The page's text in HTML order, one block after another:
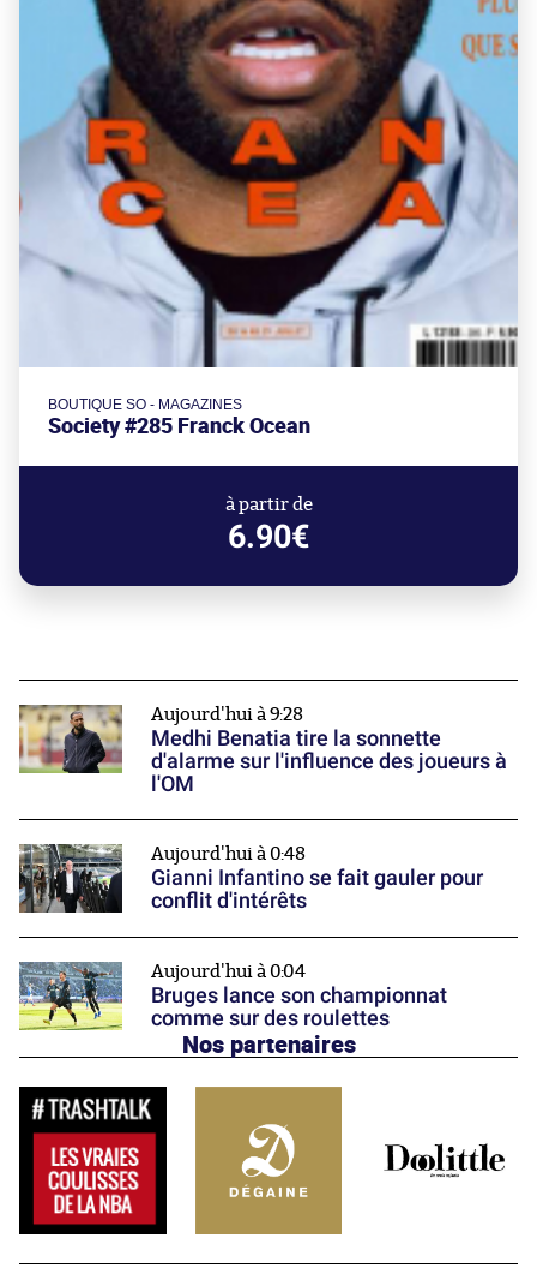
BOUTIQUE SO - MAGAZINES
Society #285 Franck Ocean
à partir de
6.90€
Aujourd'hui à 9:28
Medhi Benatia tire la sonnette
d'alarme sur l'influence des joueurs à
l'OM
Aujourd'hui à 0:48
Gianni Infantino se fait gauler pour
conflit d'intérêts
Aujourd'hui à 0:04
Bruges lance son championnat
comme sur des roulettes
Nos partenaires